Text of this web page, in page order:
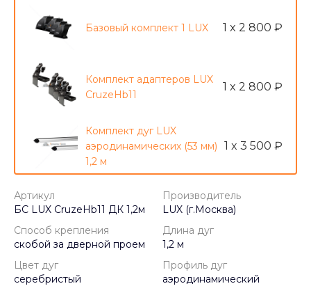
Базовый комплект 1 LUX 1 x 2 800 ₽
Комплект адаптеров LUX
CruzeHb11
1 x 2 800 ₽
Комплект дуг LUX
аэродинамических (53 мм)
1,2 м
1 x 3 500 ₽
Артикул
БС LUX CruzeHb11 ДК 1,2м
Производитель
LUX (г.Москва)
Способ крепления
скобой за дверной проем
Длина дуг
1,2 м
Цвет дуг
серебристый
Профиль дуг
аэродинамический